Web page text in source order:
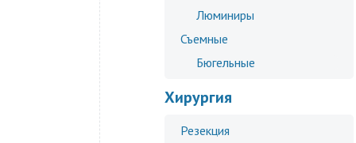
Люминиры
Съемные
Бюгельные
Хирургия
Резекция